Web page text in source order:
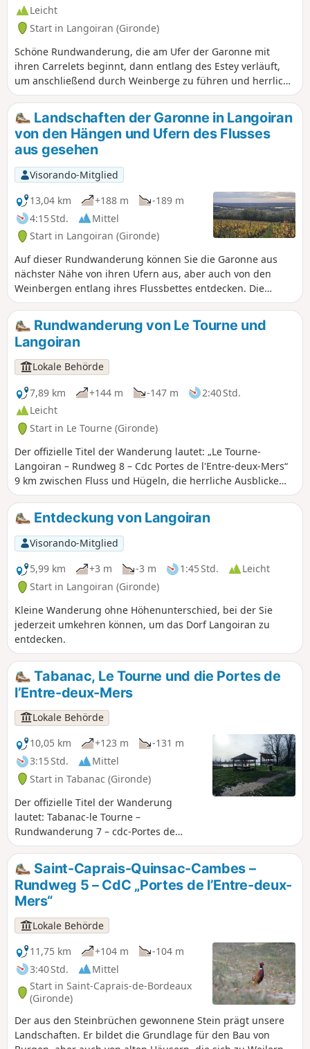
Leicht
Start in Langoiran (Gironde)
Schöne Rundwanderung, die am Ufer der Garonne mit
ihren Carrelets beginnt, dann entlang des Estey verläuft,
um anschließend durch Weinberge zu führen und herrliche
Aussichtspunkte zu erreichen, bevor sie zur
mittelalterlichen Burg von Haut-Langoiran führt.
Landschaften der Garonne in Langoiran
von den Hängen und Ufern des Flusses
aus gesehen
Visorando-Mitglied
13,04 km
+188 m
-189 m
4:15 Std.
Mittel
Start in Langoiran (Gironde)
Auf dieser Rundwanderung können Sie die Garonne aus
nächster Nähe von ihren Ufern aus, aber auch von den
Weinbergen entlang ihres Flussbettes entdecken. Die
Strecke ist ohne besondere Schwierigkeiten, weist jedoch
einige Höhenunterschiede auf. führt Sie zu den Ufern der
Garonne und einem ihrer kleinen Nebenflüsse (dem Grand
Estey). Nachdem Sie einen schönen, etwas steilen Weg
genommen haben, erreichen Sie die Hügel und kleinen
kühlen Täler des Entre-Deux-Mers zwischen Weinbergen,
Eichenwäldern und Weiden. Von dort aus bieten sich Ihnen
mehrere Aussichtspunkte auf den Fluss und seine
Schwemmebene.
Rundwanderung von Le Tourne und
Langoiran
Lokale Behörde
7,89 km
+144 m -147 m
2:40 Std.
Leicht
Start in Le Tourne (Gironde)
Der offizielle Titel der Wanderung lautet: „Le Tourne-
Langoiran – Rundweg 8 – Cdc Portes de l'Entre-deux-Mers“
9 km zwischen Fluss und Hügeln, die herrliche Ausblicke
auf die farbenfrohen Sümpfe bieten, die die Garonne
umschließen, während man durch die allgegenwärtigen
Weinberge wandert. Man könnte sich in den Gassen dieser
beiden dicht bebauten Ortschaften verlieren, in denen das
Wasser immer seinen Weg findet. Man folgt seinem Lauf
und stellt sich eine andere Geschichte vor; die von Dörfern,
in denen sich das ganze Leben um den Fluss, seinen
Handel und die Barken drehte.
Entdeckung von Langoiran
Visorando-Mitglied
5,99 km
+3 m -3 m 1:45 Std.
Leicht
Start in Langoiran (Gironde)
Kleine Wanderung ohne Höhenunterschied, bei der Sie
jederzeit umkehren können, um das Dorf Langoiran zu
entdecken.
Tabanac, Le Tourne und die Portes de
l’Entre-deux-Mers
Lokale Behörde
10,05 km
+123 m
-131 m
3:15 Std.
Mittel
Start in Tabanac (Gironde)
Der offizielle Titel der Wanderung
lautet: Tabanac-le Tourne –
Rundwanderung 7 – cdc-Portes de
l’Entre-deux-Mers Die Wanderung bietet
abwechslungsreiche Landschaften
inmitten von Weinbergen, führt durch
bewaldete Abschnitte und lässt Sie die
Sumpfgebiete entdecken. Diese
Rundwanderung entführt Sie in eine
lebendige Landschaft, in der man hinter
jeder Kurve von einem Steinbruch,
einem bemerkenswerten Baum oder
einem Waschhaus überrascht wird.
Saint-Caprais-Quinsac-Cambes –
Rundweg 5 – CdC „Portes de l’Entre-deux-
Mers“
Lokale Behörde
11,75 km
+104 m
-104 m
3:40 Std.
Mittel
Start in Saint-Caprais-de-Bordeaux
(Gironde)
Der aus den Steinbrüchen gewonnene Stein prägt unsere
Landschaften. Er bildet die Grundlage für den Bau von